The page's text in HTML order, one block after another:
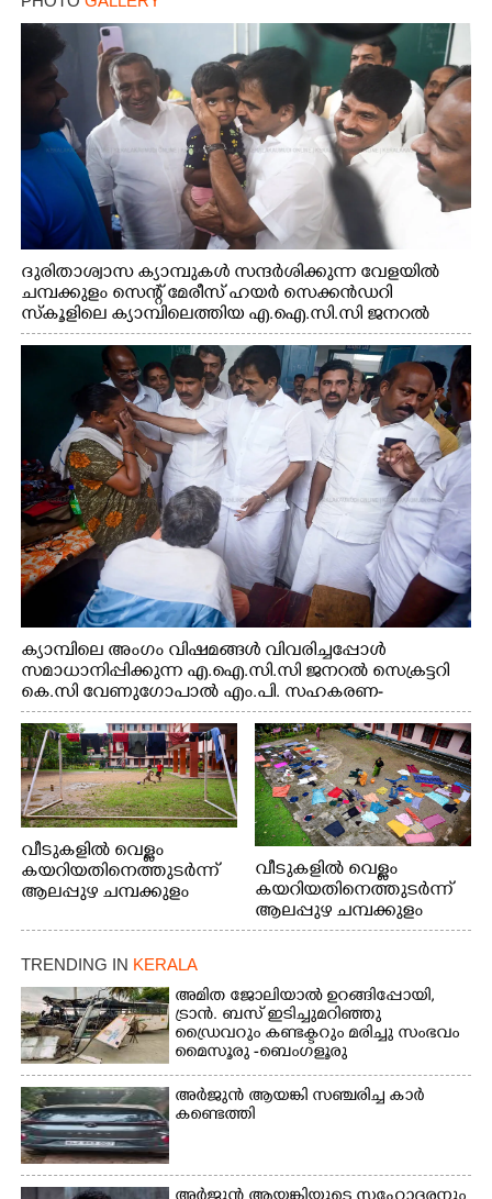
ദുരിതാശ്വാസ ക്യാമ്പുകൾ സന്ദർശിക്കുന്ന വേളയിൽ
ചമ്പക്കുളം സെന്റ് മേരീസ് ഹയർ സെക്കൻഡറി
സ്കൂളിലെ ക്യാമ്പിലെത്തിയ എ.ഐ.സി.സി ജനറൽ
സെക്രട്ടറി കെ.സി വേണുഗോപാൽ എം.പി കുരുന്നിനെ
എടുത്ത് ലാളിച്ചപ്പോൾ. സഹകരണ-എക്സൈസ്
വകുപ്പ് മന്ത്രി എം. ലിജു, കൃഷിവകുപ്പ് മന്ത്രി ടി. സിദ്ദിഖ്,
റെജി ചെറിയാൻ എം. എൽ. എ എന്നിവർ സമീപം
ക്യാമ്പിലെ അംഗം വിഷമങ്ങൾ വിവരിച്ചപ്പോൾ
സമാധാനിപ്പിക്കുന്ന എ.ഐ.സി.സി ജനറൽ സെക്രട്ടറി
കെ.സി വേണുഗോപാൽ എം.പി. സഹകരണ-
എക്സൈസ് വകുപ്പ് മന്ത്രി എം. ലിജു, എന്നിവർ
വീടുകളിൽ വെള്ളം
കയറിയതിനെത്തുടർന്ന്
ആലപ്പുഴ ചമ്പക്കുളം
പോരൂക്കര സെൻട്രൽ
സ്കൂളിലെ ദുരിതാശ്വാസ
ക്യാമ്പിലെത്തിയവർ
വസ്ത്രങ്ങൾ
ഉണക്കാനിട്ടിരിക്കുന്ന
ഗോൾപോസ്റ്റിന് മുന്നിൽ
ഫുട്ബോൾ കളികളിൽ
ഏർപ്പെട്ടിരിക്കുന്ന
കുട്ടികൾ
വീടുകളിൽ വെള്ളം
കയറിയതിനെത്തുടർന്ന്
ആലപ്പുഴ ചമ്പക്കുളം
ഫാദർ തോമസ്
ക്യാമ്പിലെത്തിയവർ മഴ
മാറിനിന്ന ഇടവേളയിൽ
ക്യാമ്പ് പരിസരത്ത്
വസ്ത്രങ്ങൾ
ഉണക്കാനിടുന്ന കാഴ്ച.
TRENDING IN KERALA
അമിത ജോലിയാൽ ഉറങ്ങിപ്പോയി,
ട്രാൻ. ബസ് ഇടിച്ചുമറിഞ്ഞു
ഡ്രൈവറും കണ്ടക്ടറും മരിച്ചു സംഭവം
മൈസൂരു -ബെംഗളൂരു
ദേശീയപാതയിൽ 20 പേർക്ക് പരിക്ക്,
നാലു പേരുടെ നില ഗുരുതരം
അർജുൻ ആയങ്കി സഞ്ചരിച്ച കാർ
കണ്ടെത്തി